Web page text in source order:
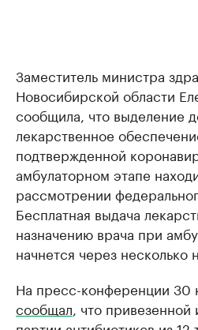
Заместитель министра
Новосибирской области
сообщила, что выделение
лекарственное
подтвержденной
амбулаторном этапе
рассмотрении
Бесплатная выдача
назначению врача при
начнется через несколько
На пресс-конференции 30
сообщал , что